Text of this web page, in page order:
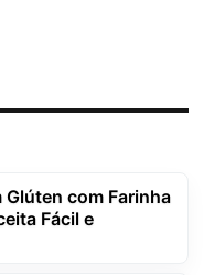
Glúten com Farinha
Fácil e